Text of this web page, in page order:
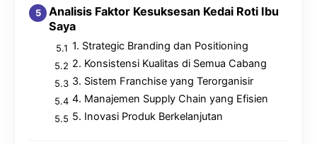
Analisis Faktor Kesuksesan Kedai Roti Ibu
Saya
1. Strategic Branding dan Positioning
2. Konsistensi Kualitas di Semua Cabang
3. Sistem Franchise yang Terorganisir
4. Manajemen Supply Chain yang Efisien
5. Inovasi Produk Berkelanjutan